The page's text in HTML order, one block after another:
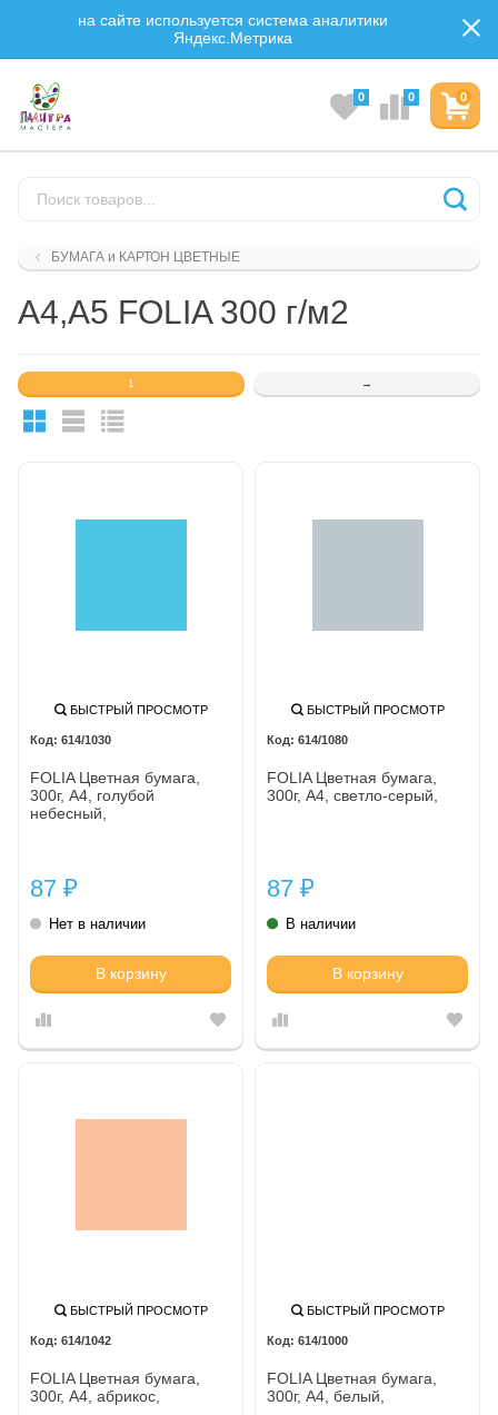
на сайте используется система аналитики
Яндекс.Метрика
0
0 0
БУМАГА и КАРТОН ЦВЕТНЫЕ
А4,А5 FOLIA 300 г/м2
1 →
БЫСТРЫЙ ПРОСМОТР
614/1030
FOLIA Цветная бумага,
300г, A4, голубой
небесный,
87 ₽
Нет в наличии
В корзину
БЫСТРЫЙ ПРОСМОТР
614/1080
FOLIA Цветная бумага,
300г, A4, светло-серый,
87 ₽
В наличии
В корзину
БЫСТРЫЙ ПРОСМОТР
614/1042
FOLIA Цветная бумага,
300г, A4, абрикос,
БЫСТРЫЙ ПРОСМОТР
614/1000
FOLIA Цветная бумага,
300г, A4, белый,